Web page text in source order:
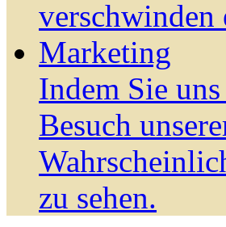
verschwinden
Marketing
Indem Sie
Besuch
zu sehen.